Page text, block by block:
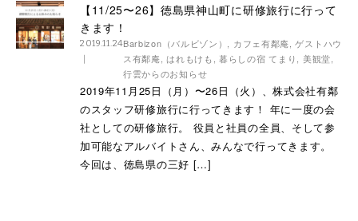
【11/25〜26】徳島県神山町に研修旅行に行って
きます！
2019.11.24Barbizon（バルビゾン） カフェ有鄰庵 ,ゲストハウ
ス有鄰庵 ,はれもけも ,暮らしの宿 てまり 美観堂
行雲からのお知らせ
2019年11月25日（月）〜26日（火）、株式会社有鄰
のスタッフ研修旅行に行ってきます！ 年に一度の会
社としての研修旅行。 役員と社員の全員、そして参
加可能なアルバイトさん、みんなで行ってきます。
今回は、徳島県の三好 […]